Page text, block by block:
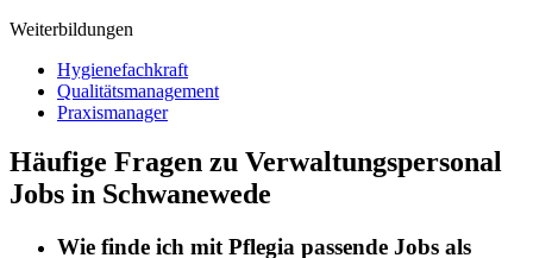
Weiterbildungen
Hygienefachkraft
Qualitätsmanagement
Praxismanager
Häufige Fragen zu Verwaltungspersonal
Jobs in Schwanewede
Wie finde ich mitPflegia passende Jobs als